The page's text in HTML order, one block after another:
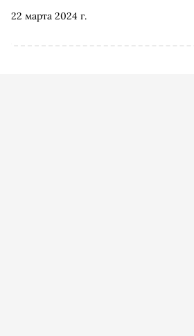
22 марта 2024 г.
«Сноб» рассказывает об этой и